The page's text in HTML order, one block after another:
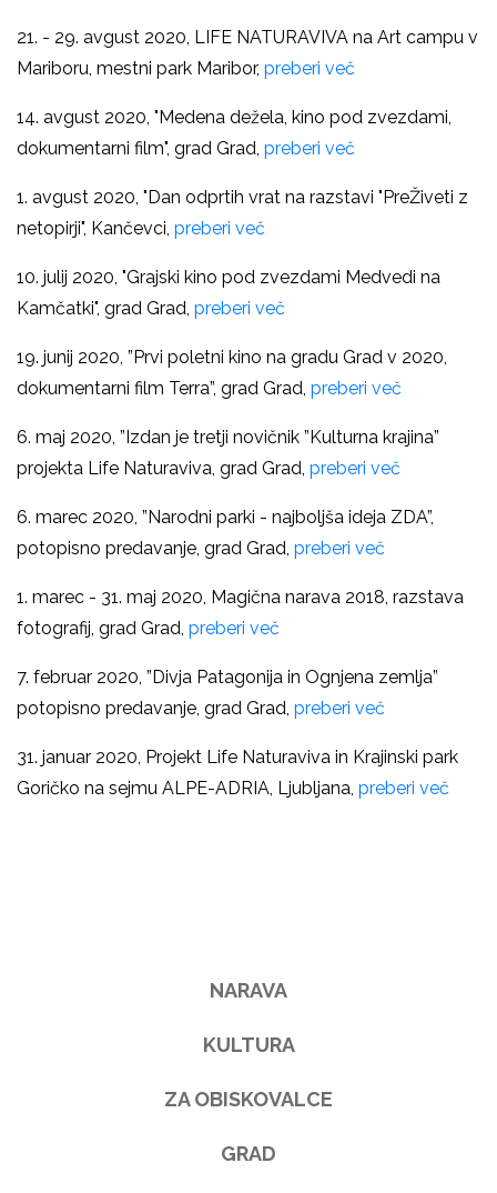
21. - 29. avgust 2020, LIFE NATURAVIVA na Art campu v
Mariboru, mestni park Maribor, preberi več
14. avgust 2020, "Medena dežela, kino pod zvezdami,
dokumentarni film", grad Grad, preberi več
1. avgust 2020, "Dan odprtih vrat na razstavi "PreŽiveti z
netopirji", Kančevci, preberi več
10. julij 2020, "Grajski kino pod zvezdami Medvedi na
Kamčatki", grad Grad, preberi več
19. junij 2020, ”Prvi poletni kino na gradu Grad v 2020,
dokumentarni film Terra”, grad Grad, preberi več
6. maj 2020, ”Izdan je tretji novičnik ”Kulturna krajina”
projekta Life Naturaviva, grad Grad, preberi več
6. marec 2020, ”Narodni parki - najboljša ideja ZDA”,
potopisno predavanje, grad Grad, preberi več
1. marec - 31. maj 2020, Magična narava 2018, razstava
fotografij, grad Grad, preberi več
7. februar 2020, ”Divja Patagonija in Ognjena zemlja”
potopisno predavanje, grad Grad, preberi več
31. januar 2020, Projekt Life Naturaviva in Krajinski park
Goričko na sejmu ALPE-ADRIA, Ljubljana, preberi več
NARAVA
KULTURA
ZA OBISKOVALCE
GRAD